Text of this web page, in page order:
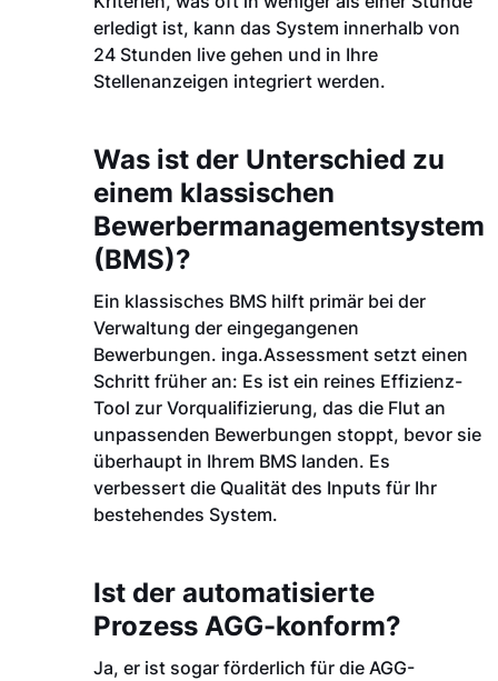
erledigt ist, kann das System innerhalb von
24 Stunden live gehen und in Ihre
Stellenanzeigen integriert werden.
Was ist der Unterschied zu
einem klassischen
Bewerbermanagementsystem
(BMS)?
Ein klassisches BMS hilft primär bei der
Verwaltung der eingegangenen
Bewerbungen. inga.Assessment setzt einen
Schritt früher an: Es ist ein reines Effizienz-
Tool zur Vorqualifizierung, das die Flut an
unpassenden Bewerbungen stoppt, bevor sie
überhaupt in Ihrem BMS landen. Es
verbessert die Qualität des Inputs für Ihr
bestehendes System.
Ist der automatisierte
Prozess AGG-konform?
Ja, er ist sogar förderlich für die AGG-